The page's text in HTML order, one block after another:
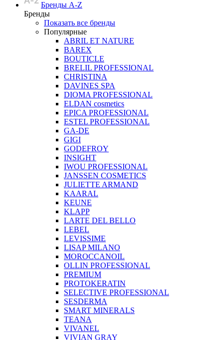
Бренды A-Z
Бренды
Показать все бренды
Популярные
ABRIL ET NATURE
BAREX
BOUTICLE
BRELIL PROFESSIONAL
CHRISTINA
DAVINES SPA
DIOMA PROFESSIONAL
ELDAN cosmetics
EPICA PROFESSIONAL
ESTEL PROFESSIONAL
GA-DE
GIGI
GODEFROY
INSIGHT
IWOU PROFESSIONAL
JANSSEN COSMETICS
JULIETTE ARMAND
KAARAL
KEUNE
KLAPP
LARTE DEL BELLO
LEBEL
LEVISSIME
LISAP MILANO
MOROCCANOIL
OLLIN PROFESSIONAL
PREMIUM
PROTOKERATIN
SELECTIVE PROFESSIONAL
SESDERMA
SMART MINERALS
TEANA
VIVANEL
VIVIAN GRAY